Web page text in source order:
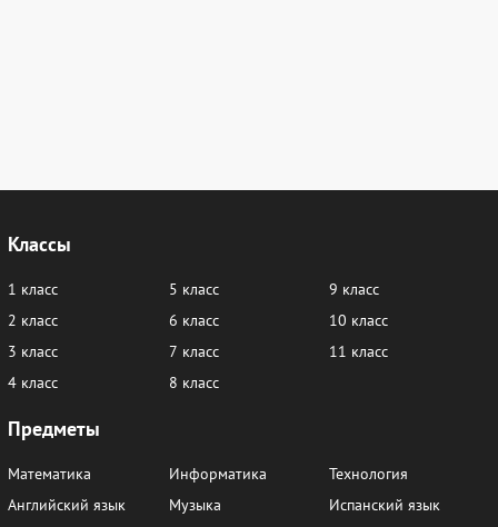
Классы
1 класс
2 класс
3 класс
4 класс
5 класс
6 класс
7 класс
8 класс
9 класс
10 класс
11 класс
Предметы
Математика
Английский язык
Информатика
Музыка
Технология
Испанский язык